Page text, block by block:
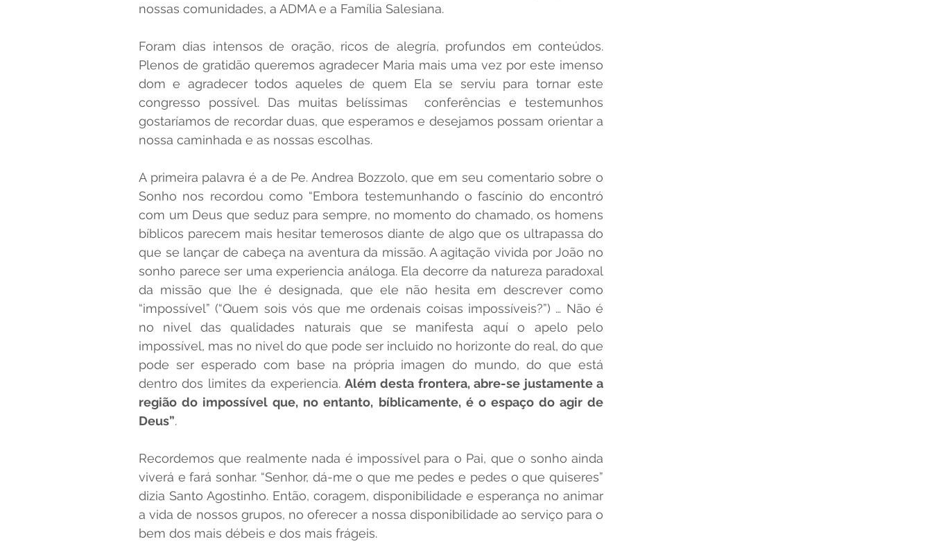
nossas comunidades, a ADMA e a Família Salesiana.
Foram dias intensos de oração, ricos de alegría, profundos em conteúdos.
Plenos de gratidão queremos agradecer Maria mais uma vez por este imenso
dom e agradecer todos aqueles de quem Ela se serviu para tornar este
congresso possível. Das muitas belíssimas  conferências e testemunhos
gostaríamos de recordar duas, que esperamos e desejamos possam orientar a
nossa caminhada e as nossas escolhas.
A primeira palavra é a de Pe. Andrea Bozzolo, que em seu comentario sobre o
Sonho nos recordou como “Embora testemunhando o fascínio do encontró
com um Deus que seduz para sempre, no momento do chamado, os homens
bíblicos parecem mais hesitar temerosos diante de algo que os ultrapassa do
que se lançar de cabeça na aventura da missão. A agitação vivida por João no
sonho parece ser uma experiencia análoga. Ela decorre da natureza paradoxal
da missão que lhe é designada, que ele não hesita em descrever como
“impossível” (“Quem sois vós que me ordenais coisas impossíveis?”) … Não é
no nivel das qualidades naturais que se manifesta aquí o apelo pelo
impossível, mas no nivel do que pode ser incluido no horizonte do real, do que
pode ser esperado com base na própria imagen do mundo, do que está
dentro dos limites da experiencia. Além desta frontera, abre-se justamente a
região do impossível que, no entanto, bíblicamente, é o espaço do agir de
Deus”.
Recordemos que realmente nada é impossível para o Pai, que o sonho ainda
viverá e fará sonhar. “Senhor, dá-me o que me pedes e pedes o que quiseres”
dizia Santo Agostinho. Então, coragem, disponibilidade e esperança no animar
a vida de nossos grupos, no oferecer a nossa disponibilidade ao serviço para o
bem dos mais débeis e dos mais frágeis.